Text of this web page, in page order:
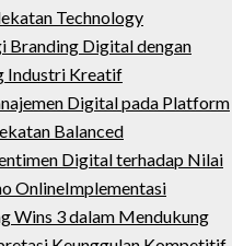
Technology
Branding Digital dengan
Industri Kreatif
Digital pada Platform
Balanced
Digital terhadap Nilai
OnlineImplementasi
Wins 3 dalam Mendukung